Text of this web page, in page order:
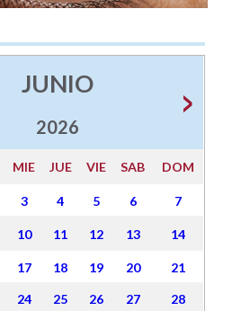
JUNIO
2026
MIE JUE VIE SAB DOM
3 4 5 6 7
10 11 12 13 14
17 18 19 20 21
24 25 26 27 28